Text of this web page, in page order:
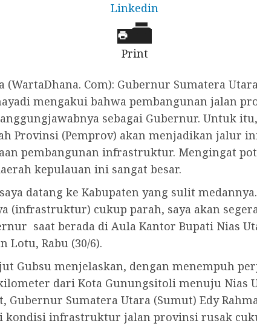
Linkedin
Print
(WartaDhana. Com): Gubernur Sumatera
mengakui bahwa pembangunan jalan
sebagai Gubernur. Untuk itu,
Provinsi (Pemprov) akan menjadikan jalur
pembangunan infrastruktur. Mengingat
kepulauan ini sangat besar.
datang ke Kabupaten yang sulit medannya.
(infrastruktur) cukup parah, saya akan
saat berada di Aula Kantor Bupati Nias
Lotu, Rabu (30/6).
Gubsu menjelaskan, dengan menempuh
dari Kota Gunungsitoli menuju Nias
Gubernur Sumatera Utara (Sumut) Edy
kondisi infrastruktur jalan provinsi rusak